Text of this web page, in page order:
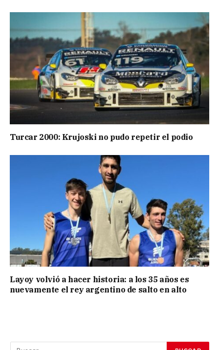
Turcar 2000: Krujoski no pudo repetir el podio
Layoy volvió a hacer historia: a los 35 años es
nuevamente el rey argentino de salto en alto